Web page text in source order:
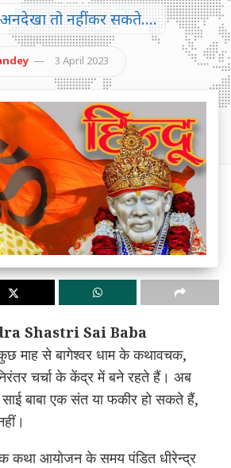
तो नहीं कर सकते....
3 April 2023
Shastri Sai Baba
माह से बागेश्वर धाम के कथावचक,
चर्चा के केंद्र में बने रहते हैं। अब
साई बाबा एक संत या फकीर हो सकते हैं,
कथा आयोजन के समय पंडित धीरेन्द्र